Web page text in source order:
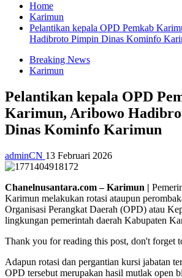
Home
Karimun
Pelantikan kepala OPD Pemkab
Hadibroto Pimpin Dinas Kominfo
Breaking News
Karimun
Pelantikan kepala OPD
Karimun, Aribowo
Dinas Kominfo Karimun
adminCN 13 Februari 2026
Chanelnusantara.com – Karimun |
Karimun melakukan rotasi ataupun
Organisasi Perangkat Daerah (OPD) atau
lingkungan pemerintah daerah Kabupaten
Thank you for reading this post, don't forget
Adapun rotasi dan pergantian kursi jabatan
OPD tersebut merupakan hasil mutlak open